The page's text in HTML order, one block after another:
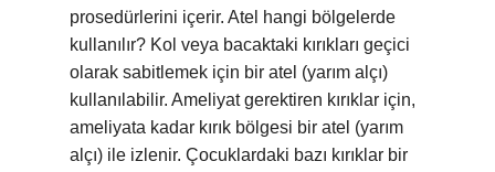
prosedürlerini içerir. Atel hangi bölgelerde
kullanılır? Kol veya bacaktaki kırıkları geçici
olarak sabitlemek için bir atel (yarım alçı)
kullanılabilir. Ameliyat gerektiren kırıklar için,
ameliyata kadar kırık bölgesi bir atel (yarım
alçı) ile izlenir. Çocuklardaki bazı kırıklar bir